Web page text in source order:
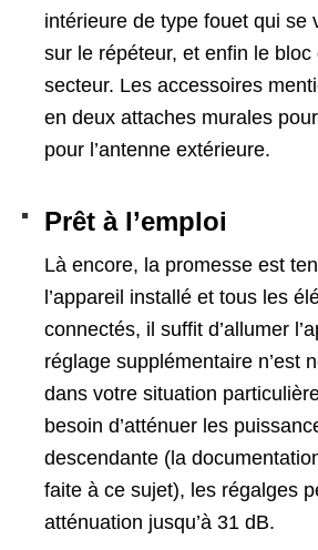
intérieure de type fouet qui se
sur le répéteur, et enfin le bloc
secteur. Les accessoires
en deux attaches murales
pour l’antenne extérieure.
Prêt à l’emploi
Là encore, la promesse est
l’appareil installé et tous les
connectés, il suffit d’allumer
réglage supplémentaire n’est
dans votre situation
besoin d’atténuer les
descendante (la
faite à ce sujet), les régalges
atténuation jusqu’à 31 dB.